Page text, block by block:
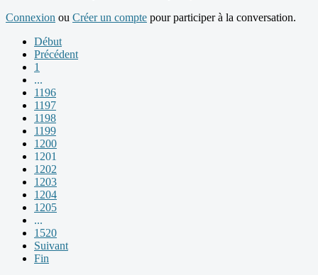
Connexion ou Créer un compte pour participer à la conversation.
Début
Précédent
1
...
1196
1197
1198
1199
1200
1201
1202
1203
1204
1205
...
1520
Suivant
Fin